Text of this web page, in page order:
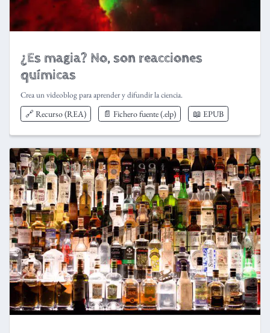
¿Es magia? No, son reacciones
químicas
Crea un videoblog para aprender y difundir la ciencia.
🔗 Recurso (REA) 📄 Fichero fuente (.elp) 📖 EPUB